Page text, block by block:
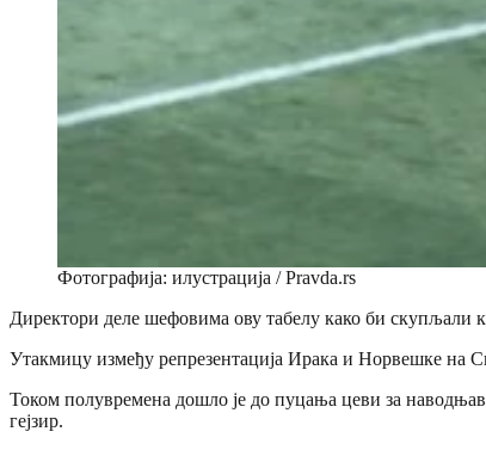
Фотографија: илустрација / Pravda.rs
Директори деле шефовима ову табелу како би скупљали
Утакмицу између репрезентација Ирака и Норвешке на
Током полувремена дошло је до пуцања цеви за
гејзир.